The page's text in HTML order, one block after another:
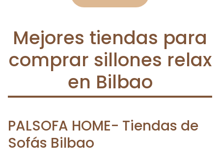
Mejores tiendas para
comprar sillones relax
en Bilbao
PALSOFA HOME- Tiendas de
Sofás Bilbao